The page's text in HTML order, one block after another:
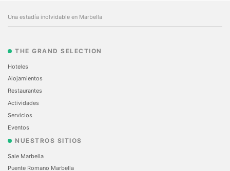
Una estadía inolvidable en Marbella
THE GRAND SELECTION
Hoteles
Alojamientos
Restaurantes
Actividades
Servicios
Eventos
NUESTROS SITIOS
Sale Marbella
Puente Romano Marbella